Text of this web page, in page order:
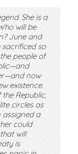
She is a
will be
June and
so
people of
now
existence.
Republic,
circles as
assigned a
could
will
is